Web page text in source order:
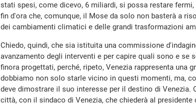
stati spesi, come dicevo, 6 miliardi, si possa restare
fin d'ora che, comunque, il Mose da solo non basterà a
dei cambiamenti climatici e delle grandi trasformazioni
Chiedo, quindi, che sia istituita una commissione
avanzamento degli interventi e per capire quali sono e
finora progettati, perché, ripeto, Venezia rappresenta una
dobbiamo non solo starle vicino in questi momenti, ma,
deve dimostrare il suo interesse per il destino di Venezia.
città, con il sindaco di Venezia, che chiederà al